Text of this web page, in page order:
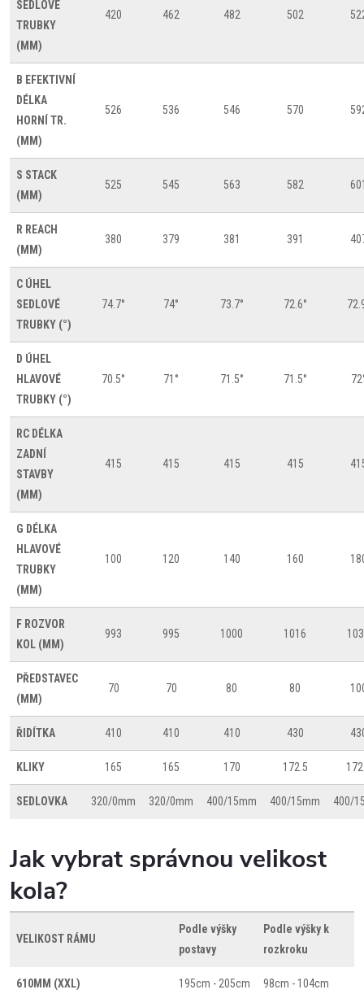
SEDLOVÉ
TRUBKY
(MM)
420 462 482 502
B EFEKTIVNÍ
DÉLKA
HORNÍ TR.
(MM)
526 536 546 570
S STACK
(MM)
525 545 563 582
R REACH
(MM)
380 379 381 391
C ÚHEL
SEDLOVÉ
TRUBKY (°)
74.7° 74° 73.7° 72.6°
D ÚHEL
HLAVOVÉ
TRUBKY (°)
70.5° 71° 71.5° 71.5°
RC DÉLKA
ZADNÍ
STAVBY
(MM)
415 415 415 415
G DÉLKA
HLAVOVÉ
TRUBKY
(MM)
100 120 140 160
F ROZVOR
KOL (MM)
993 995 1000 1016
PŘEDSTAVEC
(MM)
70 70 80 80
ŘIDÍTKA 410 410 410 430
KLIKY 165 165 170 172.5
SEDLOVKA 320/0mm 320/0mm 400/15mm 400/15mm 400/
Jak vybrat správnou velikost
kola?
VELIKOST RÁMU
Podle výšky
postavy
Podle výšky k
rozkroku
610MM (XXL) 195cm - 205cm 98cm - 104cm